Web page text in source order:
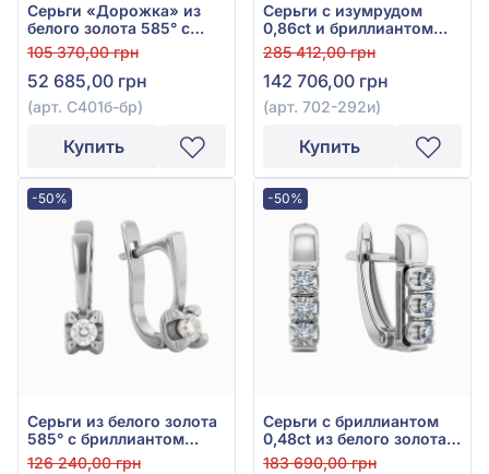
Серьги «Дорожка» из
белого золота 585° с
бриллиантами 0,26ct,
арт. С401б-бр
105 370,00 грн
52 685,00 грн
(арт. С401б-бр)
Купить
Серьги с изумрудом
0,86ct и бриллиантом
0,42ct из красно-белого
золота 585°, арт. 702-
292и
285 412,00 грн
142 706,00 грн
(арт. 702-292и)
Купить
-50%
Серьги из белого золота
585° с бриллиантом
0,26ct, арт. 202303б
126 240,00 грн
-50%
Серьги с бриллиантом
0,48ct из белого золота
585°, арт. 206247б
183 690,00 грн